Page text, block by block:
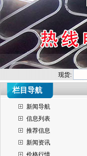
现货:
栏目导航
新闻导航
信息列表
推荐信息
新闻资讯
价格行情